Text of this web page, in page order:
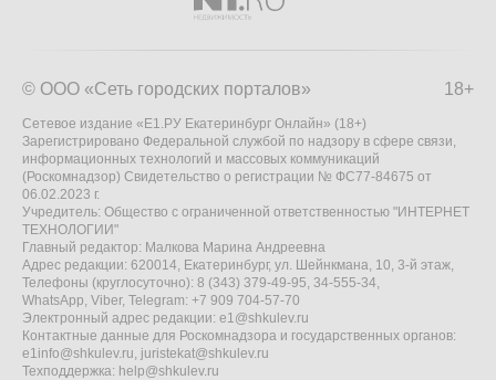
18+
© ООО «Сеть городских порталов»
Сетевое издание «Е1.РУ Екатеринбург Онлайн» (18+)
Зарегистрировано Федеральной службой по надзору в сфере связи,
информационных технологий и массовых коммуникаций
(Роскомнадзор) Свидетельство о регистрации № ФС77-84675 от
06.02.2023 г.
Учредитель: Общество с ограниченной ответственностью "ИНТЕРНЕТ
ТЕХНОЛОГИИ"
Главный редактор: Малкова Марина Андреевна
Адрес редакции: 620014, Екатеринбург, ул. Шейнкмана, 10, 3-й этаж,
Телефоны (круглосуточно): 8 (343) 379-49-95, 34-555-34,
WhatsApp, Viber, Telegram: +7 909 704-57-70
Электронный адрес редакции: e1@shkulev.ru
Контактные данные для Роскомнадзора и государственных органов:
e1info@shkulev.ru, juristekat@shkulev.ru
Техподдержка: help@shkulev.ru